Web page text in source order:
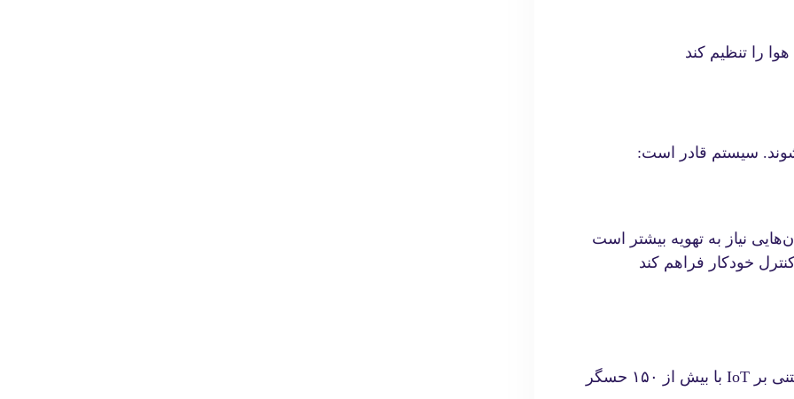
را تنظیم کند
سیستم قادر است:
نیاز به تهویه بیشتر است
در یکی از کارخانه‌های خودروسازی آلمان، سیستم تهویه مبتنی بر IoT با بیش از ۱۵۰ حسگر